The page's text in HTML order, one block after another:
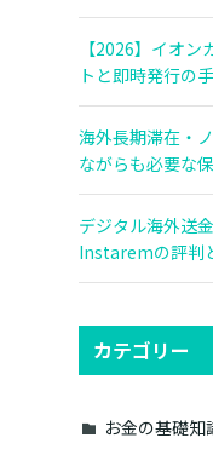
【2026】イオ
トと即時発行の
海外長期滞在・
ながらも必要な保
デジタル海外送
Instaremの評判
カテゴリー
お金の基礎知